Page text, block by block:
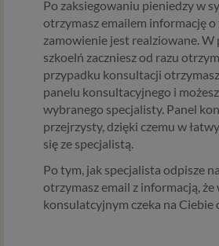
Po zaksiegowaniu pieniedzy w
otrzymasz emailem informację o
zamowienie jest realziowane.
szkoelń zaczniesz od razu
przypadku konsultacji
panelu konsultacyjnego i
wybranego specjalisty. Panel
przejrzysty, dzięki czemu w
się ze specjalistą.
Po tym, jak specjalista odpisze
otrzymasz email z informacją, że
konsulatcyjnym czeka na
nieuprawniona osoba),
statystycznych, ulepszania
dopasowania ich do potrzeb i
użytkowników (np.
usługach) jak również
promocji własnych usług
Psychorada.pl w serwisie
interesujesz się psychologią
materiały na ten temat w
Ci wyświetlić reklamę na
Twoja dobrowolna zgoda. Aby
interesujące Cię oferty